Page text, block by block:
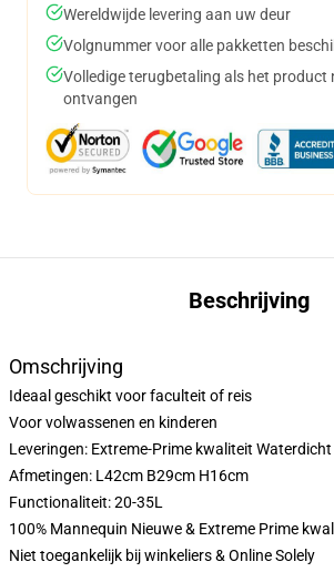
Wereldwijde levering aan uw deur
Volgnummer voor alle pakketten
Volledige terugbetaling als het product
ontvangen
Beschrijving
Omschrijving
Ideaal geschikt voor faculteit of reis
Voor volwassenen en kinderen
Leveringen: Extreme-Prime kwaliteit
Afmetingen: L42cm B29cm H16cm
Functionaliteit: 20-35L
100% Mannequin Nieuwe & Extreme Prime
Niet toegankelijk bij winkeliers & Online Solely